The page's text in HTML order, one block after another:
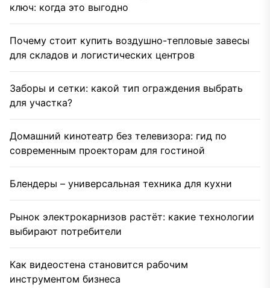
ключ: когда это выгодно
Почему стоит купить воздушно-тепловые завесы
для складов и логистических центров
Заборы и сетки: какой тип ограждения выбрать
для участка?
Домашний кинотеатр без телевизора: гид по
современным проекторам для гостиной
Блендеры – универсальная техника для кухни
Рынок электрокарнизов растёт: какие технологии
выбирают потребители
Как видеостена становится рабочим
инструментом бизнеса